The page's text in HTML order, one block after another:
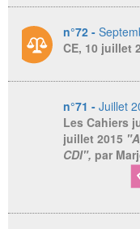
n°72 -
CE, 10 juillet
n°71 - Juillet
Les Cahiers
juillet 2015
CDI", par